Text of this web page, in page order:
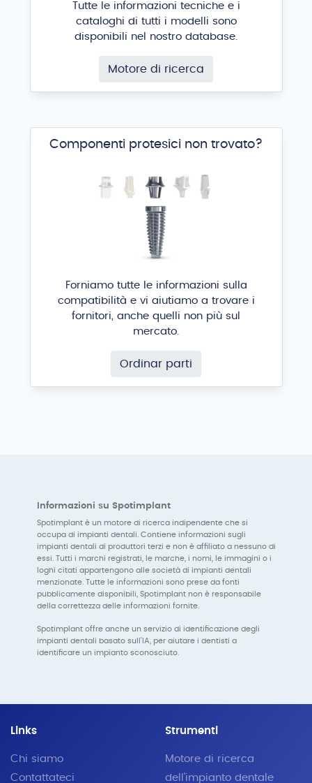
Tutte le informazioni tecniche e i
cataloghi di tutti i modelli sono
disponibili nel nostro database.
Motore di ricerca
Componenti protesici non trovato?
Forniamo tutte le informazioni sulla
compatibilità e vi aiutiamo a trovare i
fornitori, anche quelli non più sul
mercato.
Ordinar parti
Informazioni su Spotimplant
Spotimplant è un motore di ricerca indipendente che si
occupa di impianti dentali. Contiene informazioni sugli
impianti dentali di produttori terzi e non è affiliato a nessuno di
essi. Tutti i marchi registrati, le marche, i nomi, le immagini o i
loghi citati appartengono alle società di impianti dentali
menzionate. Tutte le informazioni sono prese da fonti
pubblicamente disponibili, Spotimplant non è responsabile
della correttezza delle informazioni fornite.
Spotimplant offre anche un servizio di identificazione degli
impianti dentali basato sull'IA, per aiutare i dentisti a
identificare un impianto sconosciuto.
Links
Chi siamo
Contattateci
Strumenti
Motore di ricerca
dell'impianto dentale